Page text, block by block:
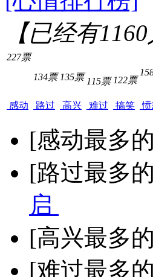
【已经有1160
227票
感动
134票
路过
135票
高兴
115票
难过
122票
搞笑
[感动最多
[路过最多
启
[高兴最多
[难过最多